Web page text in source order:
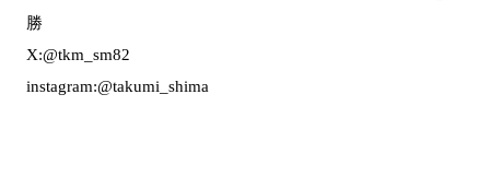
勝
X:@tkm_sm82
instagram:@takumi_shima